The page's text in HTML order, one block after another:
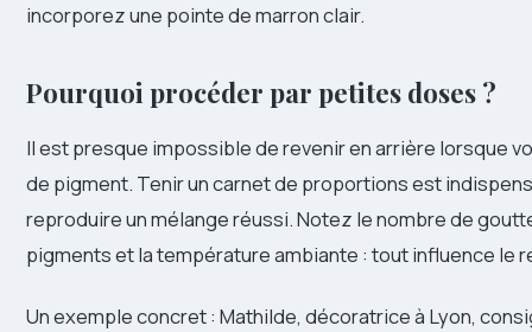
incorporez une pointe de marron clair.
Pourquoi procéder par petites doses ?
Il est presque impossible de revenir en arrière lorsque
de pigment. Tenir un carnet de proportions est
reproduire un mélange réussi. Notez le nombre de
pigments et la température ambiante : tout influence le
Un exemple concret : Mathilde, décoratrice à Lyon,